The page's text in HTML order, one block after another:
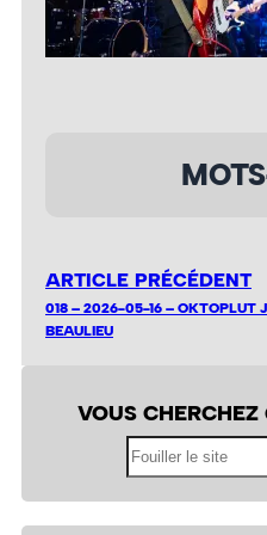
ARTICLE PRÉCÉDENT
018 – 2026-05-16 – OKTOPLUT
BEAULIEU
VOUS CHERCHEZ